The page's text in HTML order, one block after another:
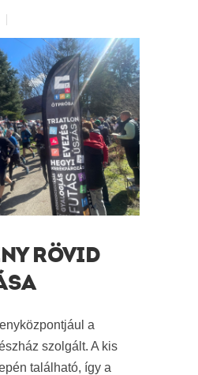
RÖVID
a
szolgált. A kis
található, így a